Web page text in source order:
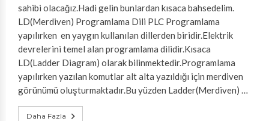
sahibi olacağız.Hadi gelin bunlardan kısaca bahsedelim.
LD(Merdiven) Programlama Dili PLC Programlama
yapılırken en yaygın kullanılan dillerden biridir.Elektrik
devrelerini temel alan programlama dilidir.Kısaca
LD(Ladder Diagram) olarak bilinmektedir.Programlama
yapılırken yazılan komutlar alt alta yazıldığı için merdiven
görünümü oluşturmaktadır.Bu yüzden Ladder(Merdiven) …
Daha Fazla